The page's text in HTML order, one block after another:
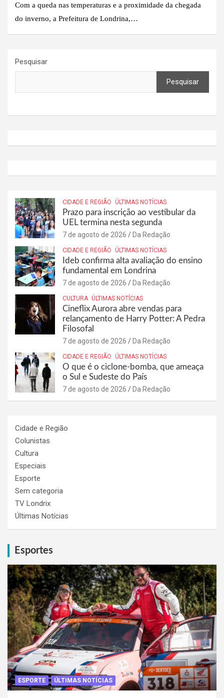
Com a queda nas temperaturas e a proximidade da chegada
do inverno, a Prefeitura de Londrina,…
Pesquisar
Pesquisar
CIDADE E REGIÃO ÚLTIMAS NOTÍCIAS
Prazo para inscrição ao vestibular da
UEL termina nesta segunda
7 de agosto de 2026 Da Redação
CIDADE E REGIÃO ÚLTIMAS NOTÍCIAS
Ideb confirma alta avaliação do ensino
fundamental em Londrina
7 de agosto de 2026 Da Redação
CULTURA ÚLTIMAS NOTÍCIAS
Cineflix Aurora abre vendas para
relançamento de Harry Potter: A Pedra
Filosofal
7 de agosto de 2026 Da Redação
CIDADE E REGIÃO ÚLTIMAS NOTÍCIAS
O que é o ciclone-bomba, que ameaça
o Sul e Sudeste do País
7 de agosto de 2026 Da Redação
Cidade e Região
Colunistas
Cultura
Especiais
Esporte
Sem categoria
TV Londrix
Últimas Notícias
Esportes
ESPORTE ÚLTIMAS NOTÍCIAS